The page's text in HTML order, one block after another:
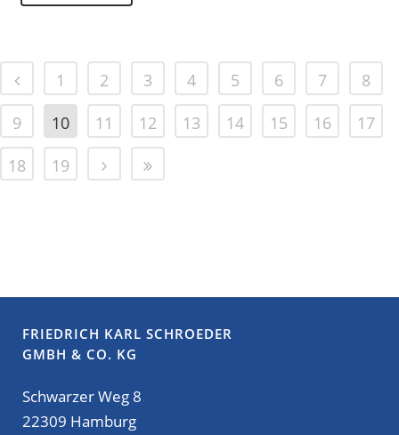
1 2 3 4 5 6 7
8
9
10 11 12 13 14 15 16
17
18
19
FRIEDRICH KARL SCHROEDER
GMBH & CO. KG
Schwarzer Weg 8
22309 Hamburg